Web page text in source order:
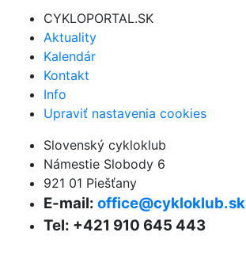
CYKLOPORTAL.SK
Aktuality
Kalendár
Kontakt
Info
Upraviť nastavenia cookies
Slovenský cykloklub
Námestie Slobody 6
921 01 Piešťany
E-mail: office@cykloklub.sk
Tel: +421 910 645 443